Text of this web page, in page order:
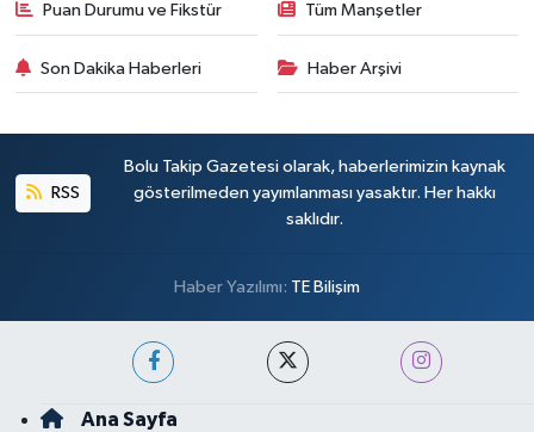
Puan Durumu ve Fikstür Tüm Manşetler
Son Dakika Haberleri Haber Arşivi
RSS
Bolu Takip Gazetesi olarak, haberlerimizin kaynak
gösterilmeden yayımlanması yasaktır. Her hakkı
saklıdır.
Haber Yazılımı: TE Bilişim
Ana Sayfa